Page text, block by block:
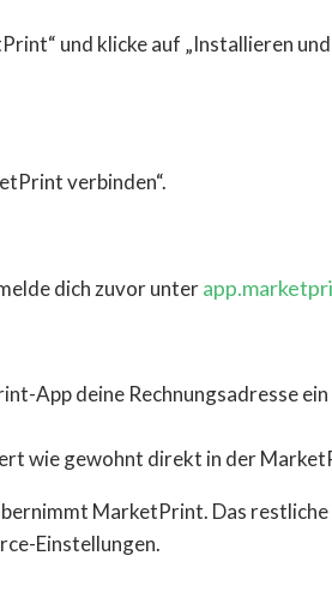
und klicke auf „Installieren
verbinden“.
dich zuvor unter
App deine Rechnungsadresse
wie gewohnt direkt in der
MarketPrint. Das restliche
Einstellungen.